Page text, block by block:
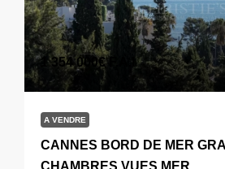
1 354 000€F.A.I
A VENDRE
CANNES BORD DE MER
CHAMBRES VUES MER